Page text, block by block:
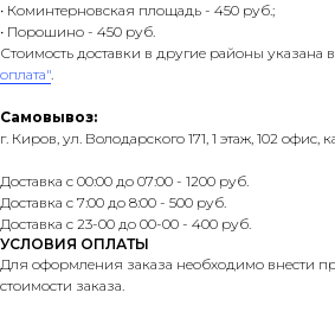
• Коминтерновская площадь - 450 руб.;
• Порошино - 450 руб.
Стоимость доставки в другие районы указана
оплата".
Самовывоз:
г. Киров, ул. Володарского 171, 1 этаж, 102 офис,
Доставка с 00:00 до 07:00 - 1200 руб.
Доставка с 7:00 до 8:00 - 500 руб.
Доставка с 23-00 до 00-00 - 400 руб.
УСЛОВИЯ ОПЛАТЫ
Для оформления заказа необходимо внести
стоимости заказа.